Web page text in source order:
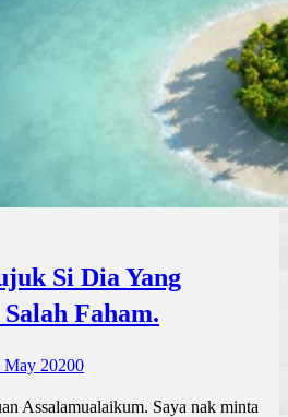
Si Dia Yang
Faham.
May 20200
Assalamualaikum. Saya nak minta